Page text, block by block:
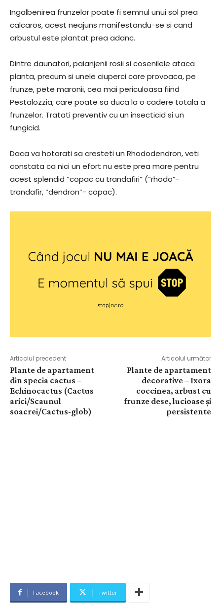
Ingalbenirea frunzelor poate fi semnul unui sol prea
calcaros, acest neajuns manifestandu-se si cand
arbustul este plantat prea adanc.
Dintre daunatori, paianjenii rosii si cosenilele ataca
planta, precum si unele ciuperci care provoaca, pe
frunze, pete maronii, cea mai periculoasa fiind
Pestalozzia, care poate sa duca la o cadere totala a
frunzelor. Tratati preventiv cu un insecticid si un
fungicid.
Daca va hotarati sa cresteti un Rhododendron, veti
constata ca nici un efort nu este prea mare pentru
acest splendid “copac cu trandafiri” (“rhodo”-
trandafir, “dendron”- copac).
Articolul precedent
Plante de apartament
din specia cactus –
Echinocactus (Cactus
arici/Scaunul
soacrei/Cactus-glob)
Articolul următor
Plante de apartament
decorative – Ixora
coccinea, arbust cu
frunze dese, lucioase și
persistente
Facebook Twitter